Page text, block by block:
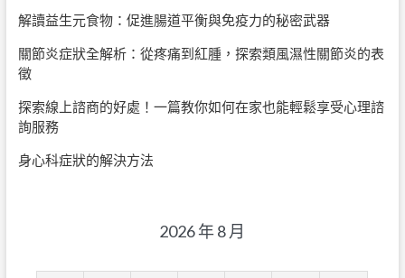
解讀益生元食物：促進腸道平衡與免疫力的秘密武器
關節炎症狀全解析：從疼痛到紅腫，探索類風濕性關節炎的表
徵
探索線上諮商的好處！一篇教你如何在家也能輕鬆享受心理諮
詢服務
身心科症狀的解決方法
2026 年 8 月